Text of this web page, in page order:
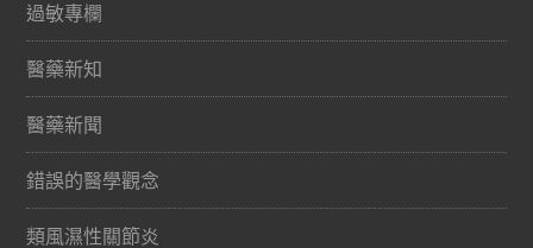
過敏專欄
醫藥新知
醫藥新聞
錯誤的醫學觀念
類風濕性關節炎